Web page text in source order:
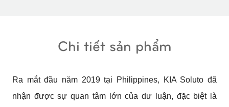
Chi tiết sản phẩm
Ra mắt đầu năm 2019 tại Philippines, KIA Soluto đã
nhận được sự quan tâm lớn của dư luận, đặc biệt là